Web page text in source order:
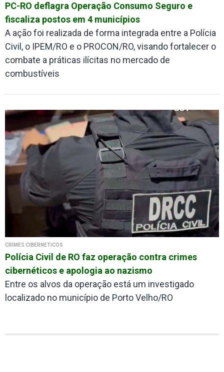
PC-RO deflagra Operação Consumo Seguro e
fiscaliza postos em 4 municípios
A ação foi realizada de forma integrada entre a Polícia
Civil, o IPEM/RO e o PROCON/RO, visando fortalecer o
combate a práticas ilícitas no mercado de
combustíveis
CRIMES CIBERNÉTICOS
Polícia Civil de RO faz operação contra crimes
cibernéticos e apologia ao nazismo
Entre os alvos da operação está um investigado
localizado no município de Porto Velho/RO